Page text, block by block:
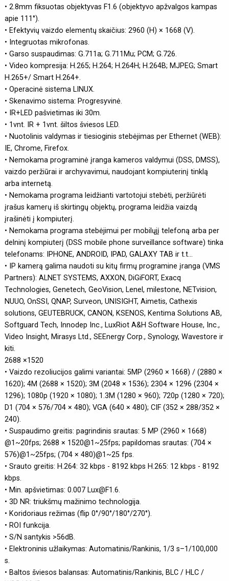
• 2.8mm fiksuotas objektyvas F1.6 (objektyvo apžvalgos kampas
apie 111°).
• Efektyvių vaizdo elementų skaičius: 2960 (H) × 1668 (V).
• Integruotas mikrofonas.
• Garso suspaudimas: G.711a; G.711Mu; PCM; G.726.
• Video kompresija: H.265; H.264; H.264H; H.264B; MJPEG; Smart
H.265+/ Smart H.264+.
• Operacinė sistema LINUX.
• Skenavimo sistema: Progresyvinė.
• IR+LED pašvietimas iki 30m.
• 1vnt. IR + 1vnt. šiltos šviesos LED.
• Nuotolinis valdymas ir tiesioginis stebėjimas per Ethernet (WEB):
IE, Chrome, Firefox.
• Nemokama programinė įranga kameros valdymui (DSS, DMSS),
vaizdo peržiūrai ir archyvavimui, naudojant kompiuterinį tinklą
arba internetą.
• Nemokama programa leidžianti vartotojui stebėti, peržiūrėti
įrašus kamerų iš skirtingų objektų, programa leidžia vaizdą
įrašinėti į kompiuterį.
• Nemokama programa stebėjimui per mobilųjį telefoną arba per
delninį kompiuterį (DSS mobile phone surveillance software) tinka
telefonams: IPHONE, ANDROID, IPAD, GALAXY TAB ir t.t...
• IP kamerą galima naudoti su kitų firmų programine įranga (VMS
Partners): ALNET SYSTEMS, AXXON, DiGiFORT, Exacq
Technologies, Genetech, GeoVision, Lenel, milestone, NETvision,
NUUO, OnSSI, QNAP, Surveon, UNISIGHT, Aimetis, Cathexis
solutions, GEUTEBRUCK, CANON, KSENOS, Kentima Solutions AB,
Softguard Tech, Innodep Inc., LuxRiot A&H Software House, Inc.,
Video Insight, Mirasys Ltd., SEEnergy Corp., Synology, Wavestore ir
kiti.
2688 ×1520
• Vaizdo rezoliucijos galimi variantai: 5MP (2960 × 1668) / (2880 ×
1620); 4M (2688 × 1520); 3M (2048 × 1536); 2304 × 1296 (2304 ×
1296); 1080p (1920 × 1080); 1.3M (1280 × 960); 720p (1280 × 720);
D1 (704 × 576/704 × 480); VGA (640 × 480); CIF (352 × 288/352 ×
240).
• Suspaudimo greitis: pagrindinis srautas: 5 MP (2960 × 1668)
@1~20fps; 2688 × 1520@1~25fps; papildomas srautas: (704 ×
576)@1~25fps; (704 × 480)@1~25 fps.
• Srauto greitis: H.264: 32 kbps - 8192 kbps H.265: 12 kbps - 8192
kbps.
• Min. apšvietimas: 0.007 Lux@F1.6.
• 3D NR: triukšmų mažinimo technologija.
• Koridoriaus režimas (flip 0°/90°/180°/270°).
• ROI funkcija.
• S/N santykis >56dB.
• Elektroninis užlaikymas: Automatinis/Rankinis, 1/3 s–1/100,000
s.
• Baltos šviesos balansas: Automatinis/Rankinis, BLC / HLC /